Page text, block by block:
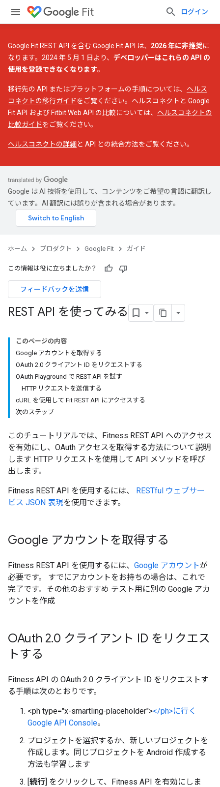
Fit ログイン
Google Fit REST API を含む Google Fit API は、 2026 年に非推奨に
なります。2024 年 5 月 1 日より、 デベロッパーはこれらの API の
使用を登録できなくなります。
移行先の API またはプラットフォームの手順については、 ヘルス
コネクトの移行ガイドをご覧ください。ヘルスコネクトと Google
Fit API および Fitbit Web API の比較については、 ヘルスコネクトの
比較ガイドをご覧ください。
ヘルスコネクトの詳細と API との統合方法をご覧ください。
Google は AI 技術を使用して、コンテンツをご希望の言語に翻訳し
ています。AI 翻訳には誤りが含まれる場合があります。
ホーム プロダクト Google Fit ガイド
この情報は役に立ちましたか？
フィードバックを送信
REST API を使ってみる
このページの内容
Google アカウントを取得する
OAuth 2.0 クライアント ID をリクエストする
OAuth Playground で REST API を試す
HTTP リクエストを送信する
cURL を使用して Fit REST API にアクセスする
次のステップ
このチュートリアルでは、Fitness REST API へのアクセス
を有効にし、OAuth アクセスを取得する方法について説明
します HTTP リクエストを使用して API メソッドを呼び
出します。
Fitness REST API を使用するには、 RESTful ウェブサー
ビス JSON 表現を使用できます。
Google アカウントを取得する
Fitness REST API を使用するには、 Google アカウントが
必要です。 すでにアカウントをお持ちの場合は、これで
完了です。その他のおすすめ テスト用に別の Google アカ
ウントを作成
OAuth 2.0 クライアント ID をリクエス
トする
Fitness API の OAuth 2.0 クライアント ID をリクエストす
る手順は次のとおりです。
<ph type="x-smartling-placeholder"></ph>に行く
Google API Console。
プロジェクトを選択するか、新しいプロジェクトを
作成します。同じプロジェクトを Android 作成する
方法も学習します
[続行] をクリックして、Fitness API を有効にしま